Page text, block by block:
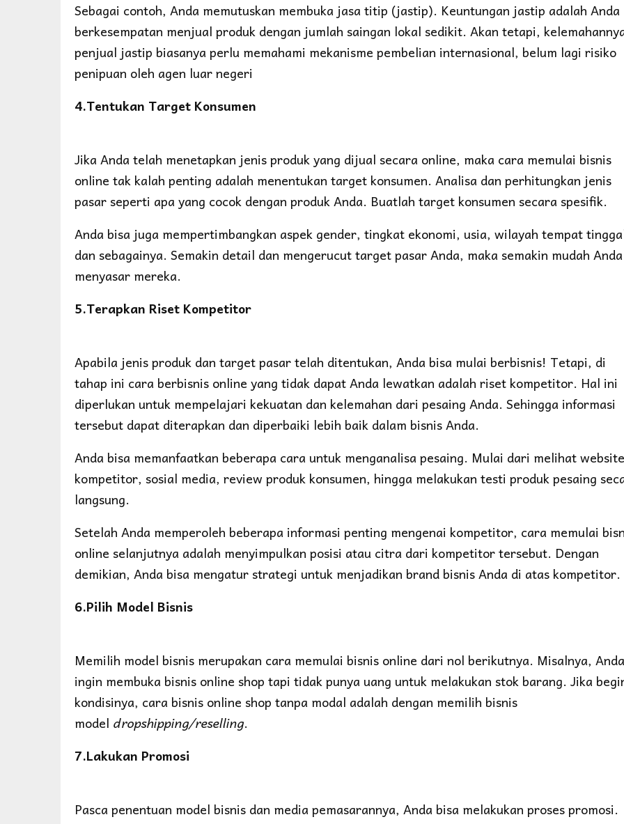
Sebagai contoh, Anda memutuskan membuka jasa titip (jastip). Keuntungan jastip adalah Anda
berkesempatan menjual produk dengan jumlah saingan lokal sedikit. Akan tetapi,
penjual jastip biasanya perlu memahami mekanisme pembelian internasional, belum lagi risiko
penipuan oleh agen luar negeri
4.Tentukan Target Konsumen
Jika Anda telah menetapkan jenis produk yang dijual secara online, maka cara memulai bisnis
online tak kalah penting adalah menentukan target konsumen. Analisa dan perhitungkan jenis
pasar seperti apa yang cocok dengan produk Anda. Buatlah target konsumen secara spesifik.
Anda bisa juga mempertimbangkan aspek gender, tingkat ekonomi, usia, wilayah tempat
dan sebagainya. Semakin detail dan mengerucut target pasar Anda, maka semakin mudah Anda
menyasar mereka.
5.Terapkan Riset Kompetitor
Apabila jenis produk dan target pasar telah ditentukan, Anda bisa mulai berbisnis! Tetapi, di
tahap ini cara berbisnis online yang tidak dapat Anda lewatkan adalah riset kompetitor. Hal ini
diperlukan untuk mempelajari kekuatan dan kelemahan dari pesaing Anda. Sehingga informasi
tersebut dapat diterapkan dan diperbaiki lebih baik dalam bisnis Anda.
Anda bisa memanfaatkan beberapa cara untuk menganalisa pesaing. Mulai dari melihat website
kompetitor, sosial media, review produk konsumen, hingga melakukan testi produk pesaing
langsung.
Setelah Anda memperoleh beberapa informasi penting mengenai kompetitor, cara memulai
online selanjutnya adalah menyimpulkan posisi atau citra dari kompetitor tersebut. Dengan
demikian, Anda bisa mengatur strategi untuk menjadikan brand bisnis Anda di atas kompetitor.
6.Pilih Model Bisnis
Memilih model bisnis merupakan cara memulai bisnis online dari nol berikutnya. Misalnya, Anda
ingin membuka bisnis online shop tapi tidak punya uang untuk melakukan stok barang. Jika
kondisinya, cara bisnis online shop tanpa modal adalah dengan memilih bisnis
model dropshipping/reselling.
7.Lakukan Promosi
Pasca penentuan model bisnis dan media pemasarannya, Anda bisa melakukan proses promosi.